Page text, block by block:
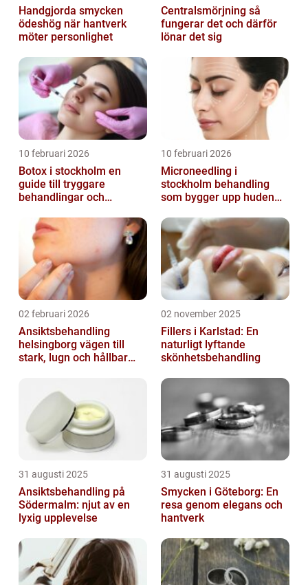
Handgjorda smycken
ödeshög när hantverk
möter personlighet
Centralsmörjning så
fungerar det och därför
lönar det sig
10 februari 2026
Botox i stockholm en
guide till tryggare
behandlingar och
10 februari 2026
Microneedling i
stockholm behandling
som bygger upp huden
02 februari 2026
Ansiktsbehandling
helsingborg vägen till
stark, lugn och hållbar
02 november 2025
Fillers i Karlstad: En
naturligt lyftande
skönhetsbehandling
31 augusti 2025
Ansiktsbehandling på
Södermalm: njut av en
lyxig upplevelse
31 augusti 2025
Smycken i Göteborg: En
resa genom elegans och
hantverk